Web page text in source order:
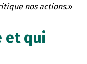
nos actions.»
et qui